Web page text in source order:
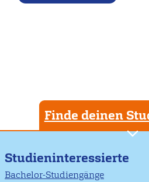
Finde deinen
Studieninteressierte
Bachelor-Studiengänge